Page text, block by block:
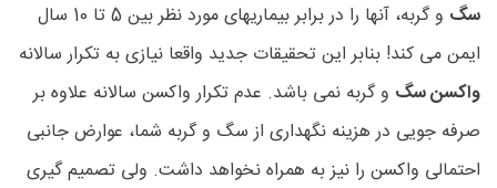
سگ
و گربه، آنها را در برابر بیماریهای مورد نظر بین 5 تا 10 سال
ایمن می کند! بنابر این تحقیقات جدید واقعا نیازی به تکرار سالانه
واکسن سگ و گربه نمی باشد. عدم تکرار واکسن سالانه علاوه بر
صرفه جویی در هزینه نگهداری از سگ و گربه شما، عوارض جانبی
احتمالی واکسن را نیز به همراه نخواهد داشت. ولی تصمیم گیری